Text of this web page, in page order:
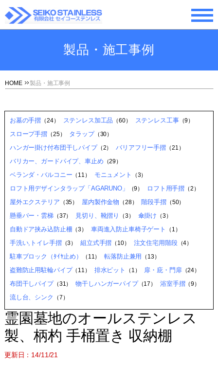
製品・施工事例
HOME 製品・施工事例
お墓の手摺 （24） ステンレス加工品 （60） ステンレス工事（9）
スロープ手摺 （25） タラップ（30）
ハンガー掛け付布団干しパイプ（2） バリアフリー手摺（21）
バリカー、ガードパイプ、車止め （29）
ベランダ・バルコニー （11） モニュメント （3）
ロフト用デザインタラップ「AGARUNO」 （9） ロフト用手摺 （2）
屋外エクステリア （35） 屋内製作金物 （28） 階段手摺（50）
懸垂バー・雲梯（37） 見切り、靴摺り （3） 傘掛け （3）
自動ドア挟み込防止柵 （3） 車両進入防止車椅子ゲート （1）
手洗い,トイレ手摺（3） 組立式手摺 （10） 注文住宅用階段（4）
駐車ブロック（ﾀｲﾔ止め） （11） 転落防止兼用 （13）
盗難防止用駐輪パイプ（11） 排水ピット （1） 扉・庇・門扉（24）
布団干しパイプ（31） 物干しハンガーパイプ（17） 浴室手摺（9）
流し台、シンク （7）
霊園墓地のオールステンレス
製、柄杓 手桶置き 収納棚
更新日：14/11/21